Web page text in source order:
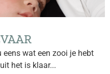
eens wat een zooi je hebt
het is klaar...